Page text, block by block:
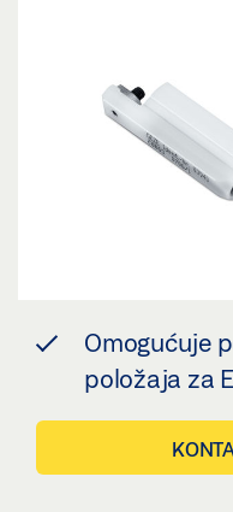
Omogućuje
položaja za